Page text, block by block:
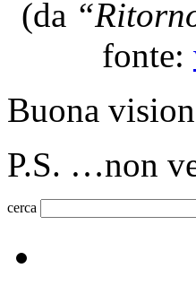
(da
fonte:
Buona
P.S. …non
cerca